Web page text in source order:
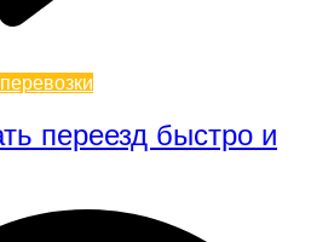
переезд быстро и